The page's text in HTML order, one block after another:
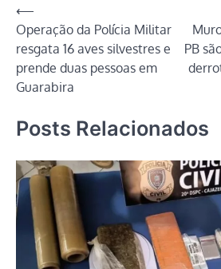
Navegação
de
Post
⟵
Operação da Polícia Militar
resgata 16 aves silvestres e
prende duas pessoas em
Guarabira
PB
Posts Relacionados